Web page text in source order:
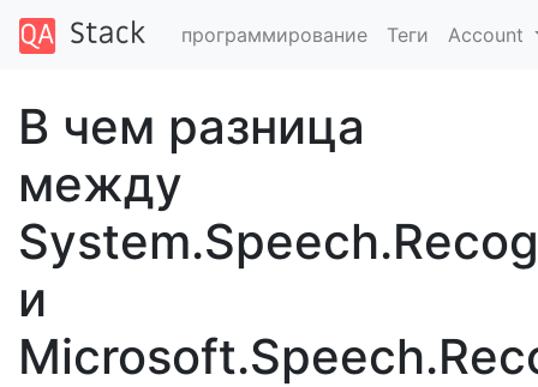
программирование Теги Account
В чем разница
между
и